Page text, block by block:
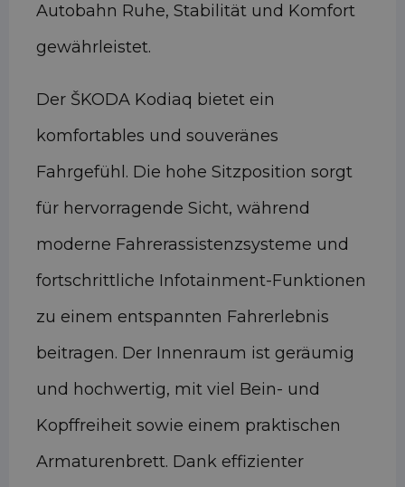
Autobahn Ruhe, Stabilität und Komfort
gewährleistet.
Der ŠKODA Kodiaq bietet ein
komfortables und souveränes
Fahrgefühl. Die hohe Sitzposition sorgt
für hervorragende Sicht, während
moderne Fahrerassistenzsysteme und
fortschrittliche Infotainment-Funktionen
zu einem entspannten Fahrerlebnis
beitragen. Der Innenraum ist geräumig
und hochwertig, mit viel Bein- und
Kopffreiheit sowie einem praktischen
Armaturenbrett. Dank effizienter